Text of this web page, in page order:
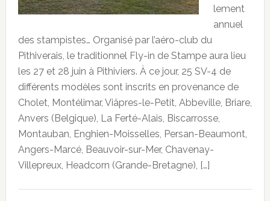
lement
annuel
des stampistes… Organisé par l’aéro-club du
Pithiverais, le traditionnel Fly-in de Stampe aura lieu
les 27 et 28 juin à Pithiviers. À ce jour, 25 SV-4 de
différents modèles sont inscrits en provenance de
Cholet, Montélimar, Viâpres-le-Petit, Abbeville, Briare,
Anvers (Belgique), La Ferté-Alais, Biscarrosse,
Montauban, Enghien-Moisselles, Persan-Beaumont,
Angers-Marcé, Beauvoir-sur-Mer, Chavenay-
Villepreux, Headcorn (Grande-Bretagne), […]